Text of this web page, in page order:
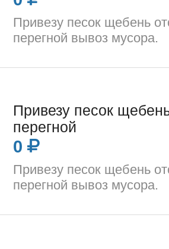
Привезу песок щебень
перегной вывоз мусора.
Привезу песок
перегной
0
Привезу песок щебень
перегной вывоз мусора.